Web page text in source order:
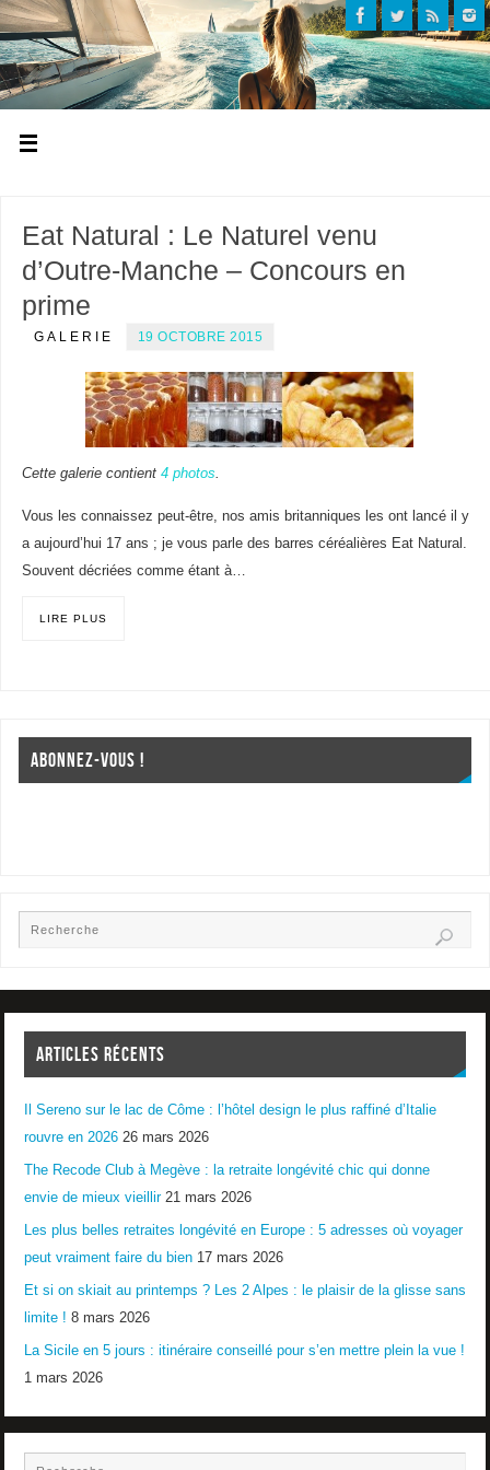
Eat Natural : Le Naturel venu
d’Outre-Manche – Concours en
prime
GALERIE 19 OCTOBRE 2015
Cette galerie contient 4 photos.
Vous les connaissez peut-être, nos amis britanniques les ont lancé il y
a aujourd’hui 17 ans ; je vous parle des barres céréalières Eat Natural.
Souvent décriées comme étant à…
LIRE PLUS
ABONNEZ-VOUS !
ARTICLES RÉCENTS
Il Sereno sur le lac de Côme : l’hôtel design le plus raffiné d’Italie
rouvre en 2026 26 mars 2026
The Recode Club à Megève : la retraite longévité chic qui donne
envie de mieux vieillir 21 mars 2026
Les plus belles retraites longévité en Europe : 5 adresses où voyager
peut vraiment faire du bien 17 mars 2026
Et si on skiait au printemps ? Les 2 Alpes : le plaisir de la glisse sans
limite ! 8 mars 2026
La Sicile en 5 jours : itinéraire conseillé pour s’en mettre plein la vue !
1 mars 2026